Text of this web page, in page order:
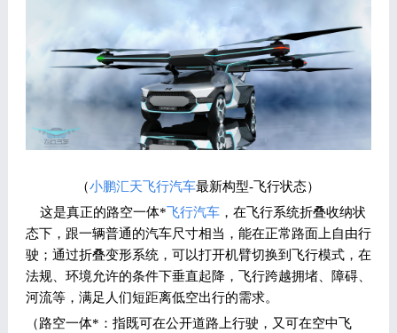
（小鹏汇天飞行汽车最新构型-飞行状态）
这是真正的路空一体*飞行汽车，在飞行系统折叠收纳状
态下，跟一辆普通的汽车尺寸相当，能在正常路面上自由行
驶；通过折叠变形系统，可以打开机臂切换到飞行模式，在
法规、环境允许的条件下垂直起降，飞行跨越拥堵、障碍、
河流等，满足人们短距离低空出行的需求。
（路空一体*：指既可在公开道路上行驶，又可在空中飞